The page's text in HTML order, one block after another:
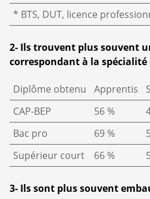
* BTS, DUT, licence
2- Ils trouvent plus souvent
correspondant à la
Diplôme obtenu Apprentis
CAP-BEP
56 %
Bac pro
69 %
Supérieur court
66 %
3- Ils sont plus souvent